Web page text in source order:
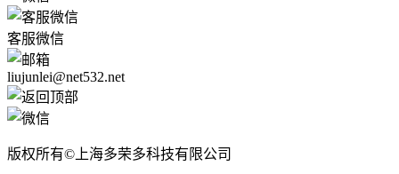
客服微信
liujunlei@net532.net
版权所有©上海多荣多科技有限公司